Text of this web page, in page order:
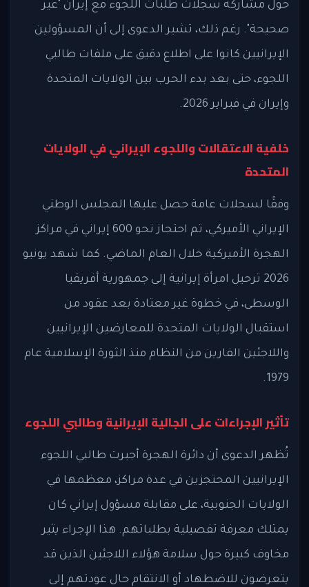
حول مشاركة سجلات طلبات اللجوء مع إيران "غير
صحيحة". رغم ذلك، تشير الدعوى إلى أن المسؤولين
الإيرانيين كانوا على اطلاع دقيق على ملفات طالبي
اللجوء، حتى بعد بدء الحرب بين الولايات المتحدة
وإيران في فبراير 2026.
خلفية الاعتقالات واللجوء الإيراني في الولايات
المتحدة
وفقًا لسجلات عامة حصل عليها المجلس الوطني
الإيراني الأميركي، تم احتجاز نحو 600 إيراني في مراكز
الهجرة الأميركية خلال العام الماضي. كما شهد يونيو
2026 ترحيل امرأة إيرانية إلى جمهورية أفريقيا
الوسطى، في خطوة غير معتادة بعد عقود من
استقبال الولايات المتحدة للمعارضين الإيرانيين
واللاجئين الفارين من النظام منذ الثورة الإسلامية عام
1979.
تأثير الإجراءات على الجالية الإيرانية وطالبي اللجوء
تُظهر الدعوى أن دائرة الهجرة أجبرت طالبي اللجوء
الإيرانيين المحتجزين في عدة مراكز، معظمها في
الولايات الجنوبية، على مقابلة مسؤول إيراني كان
يمتلك معرفة تفصيلية بطلباتهم. هذا الإجراء يثير
مخاوف كبيرة حول سلامة هؤلاء اللاجئين الذين قد
يتعرضون للاضطهاد أو الانتقام حال عودتهم إلى